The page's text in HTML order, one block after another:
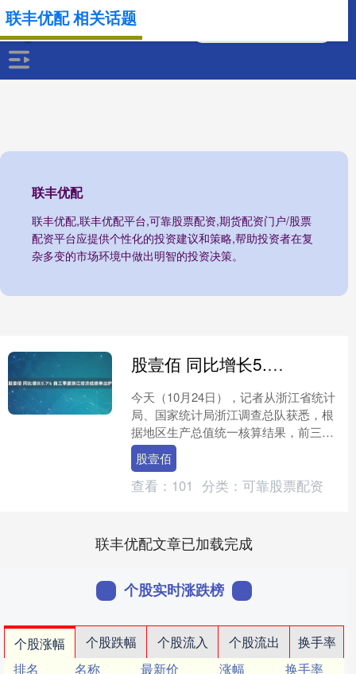
联丰优配
联丰优配,联丰优配平台,可靠股票配资,期货配资门户/股票
配资平台应提供个性化的投资建议和策略,帮助投资者在复
杂多变的市场环境中做出明智的投资决策。
联丰优配 相关话题
股壹佰 同比增长5.7% 前三季度浙江经济成绩单出炉
今天（10月24日），记者从浙江省统计
局、国家统计局浙江调查总队获悉，根
据地区生产总值统一核算结果，前三季
度，全省地区生产总值68495亿元，按
不变价格计算，同....
股壹佰
查看： 101 分类： 可靠股票配资
联丰优配文章已加载完成
个股实时涨跌榜
个股涨幅 个股跌幅 个股流入 个股流出
换手率
排名
名称 最新价 涨幅
换手率